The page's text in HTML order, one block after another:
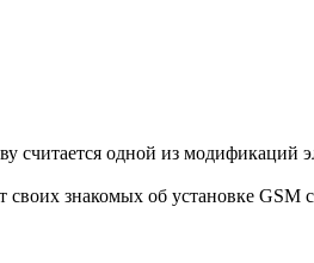
считается одной из модификаций
знакомых об установке GSM